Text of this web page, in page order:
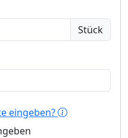
Stück
eingeben?